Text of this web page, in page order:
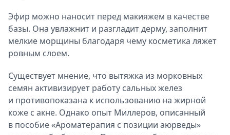
Эфир можно наносит перед макияжем в качестве
базы. Она увлажнит и разгладит дерму, заполнит
мелкие морщины благодаря чему косметика ляжет
ровным слоем.
Существует мнение, что вытяжка из морковных
семян активизирует работу сальных желез
и противопоказана к использованию на жирной
коже с акне. Однако опыт Миллеров, описанный
в пособие «Ароматерапия с позиции аюрведы»